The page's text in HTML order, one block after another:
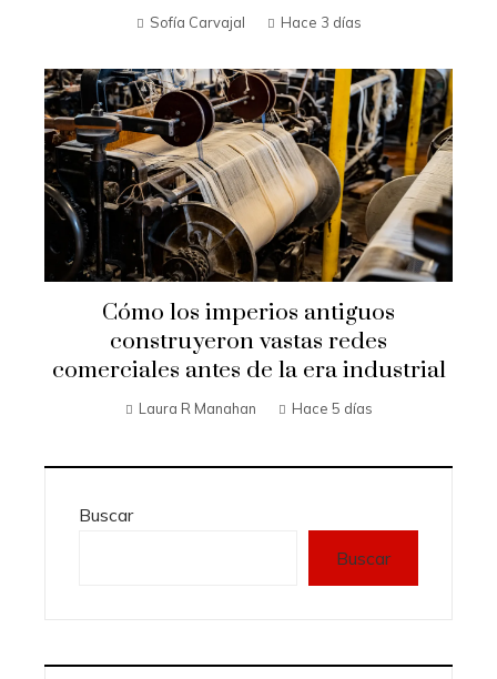
Sofía Carvajal Hace 3 días
Cómo los imperios antiguos
construyeron vastas redes
comerciales antes de la era industrial
Laura R Manahan Hace 5 días
Buscar
Buscar